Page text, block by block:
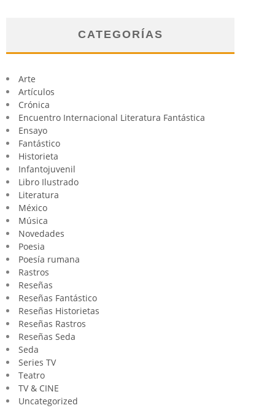
CATEGORÍAS
Arte
Artículos
Crónica
Encuentro Internacional Literatura Fantástica
Ensayo
Fantástico
Historieta
Infantojuvenil
Libro Ilustrado
Literatura
México
Música
Novedades
Poesia
Poesía rumana
Rastros
Reseñas
Reseñas Fantástico
Reseñas Historietas
Reseñas Rastros
Reseñas Seda
Seda
Series TV
Teatro
TV & CINE
Uncategorized